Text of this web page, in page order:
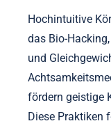
Hochintuitive
das Bio-
und
fördern geistige
Diese Praktiken